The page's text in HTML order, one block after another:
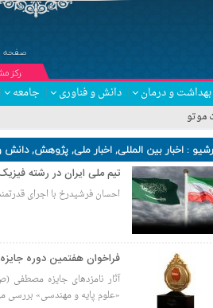
صفحه
۞مرکزدکتر کبری
بهداشت و درمان دانش و فناوری جامعه
با ۲۹۷۹ شاکی
: اخبار بین المللی,اخبار ملی,پژوهش,دانش
تیم ملی ایران در رشته
احسان فرشیدرخ با اجرای
فراخوان هفتمین دوره
آثار نامزدهای جایزه
«علوم پایه و مهندسی» بررسی